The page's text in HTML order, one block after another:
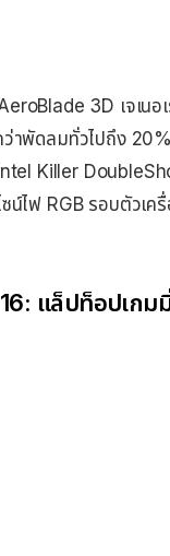
3D เจเนอ
ว่าพัดลมทั่วไปถึง
Killer
น์ไฟ RGB รอบตัวเ
แล็ปท็อปเกม